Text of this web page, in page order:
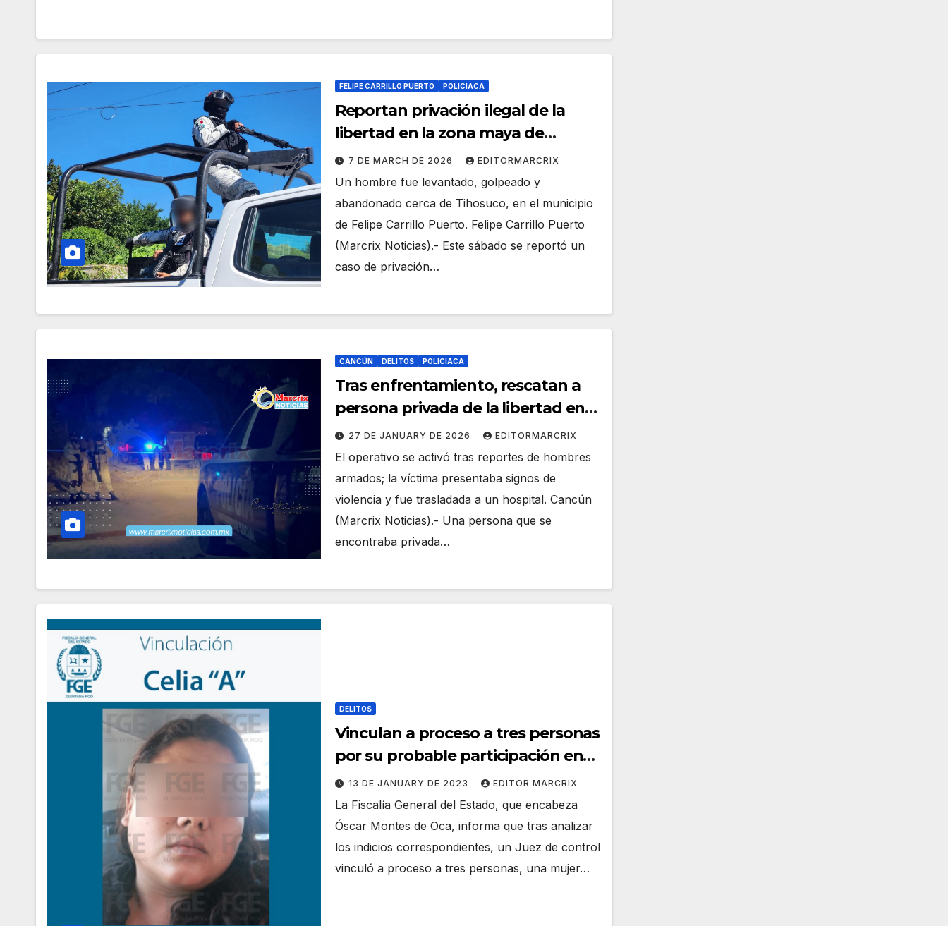
FELIPE CARRILLO PUERTO POLICIACA
Reportan privación ilegal de la
libertad en la zona maya de
Quintana Roo
7 DE MARCH DE 2026 EDITORMARCRIX
Un hombre fue levantado, golpeado y
abandonado cerca de Tihosuco, en el municipio
de Felipe Carrillo Puerto. Felipe Carrillo Puerto
(Marcrix Noticias).- Este sábado se reportó un
caso de privación…
CANCÚN DELITOS POLICIACA
Tras enfrentamiento, rescatan a
persona privada de la libertad en
casa de seguridad en Tres Reyes
27 DE JANUARY DE 2026 EDITORMARCRIX
El operativo se activó tras reportes de hombres
armados; la víctima presentaba signos de
violencia y fue trasladada a un hospital. Cancún
(Marcrix Noticias).- Una persona que se
encontraba privada…
DELITOS
Vinculan a proceso a tres personas
por su probable participación en
delitos de privación ilegal de la
libertad y homicidio doloso
13 DE JANUARY DE 2023 EDITOR MARCRIX
La Fiscalía General del Estado, que encabeza
Óscar Montes de Oca, informa que tras analizar
los indicios correspondientes, un Juez de control
vinculó a proceso a tres personas, una mujer…